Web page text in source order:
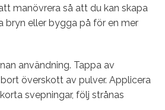
manövrera så att du kan skapa
bryn eller bygga på för en mer
användning. Tappa av
överskott av pulver. Applicera
svepningar, följ strånas